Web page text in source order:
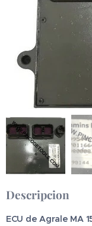
Descripcion
ECU de Agrale MA